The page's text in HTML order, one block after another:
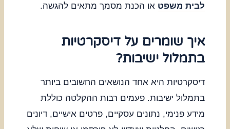
לבית משפט או הכנת מסמך מתאים להגשה.
איך שומרים על דיסקרטיות
בתמלול ישיבות?
דיסקרטיות היא אחד הנושאים החשובים ביותר
בתמלול ישיבות. פעמים רבות ההקלטה כוללת
מידע פנימי, נתונים עסקיים, פרטים אישיים, דיונים